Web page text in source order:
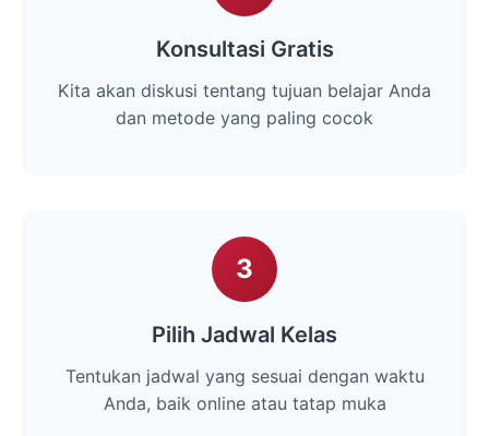
Konsultasi Gratis
Kita akan diskusi tentang tujuan belajar Anda
dan metode yang paling cocok
3
Pilih Jadwal Kelas
Tentukan jadwal yang sesuai dengan waktu
Anda, baik online atau tatap muka